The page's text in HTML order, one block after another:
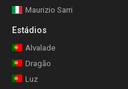
Maurizio Sarri
Estádios
Alvalade
Dragão
Luz